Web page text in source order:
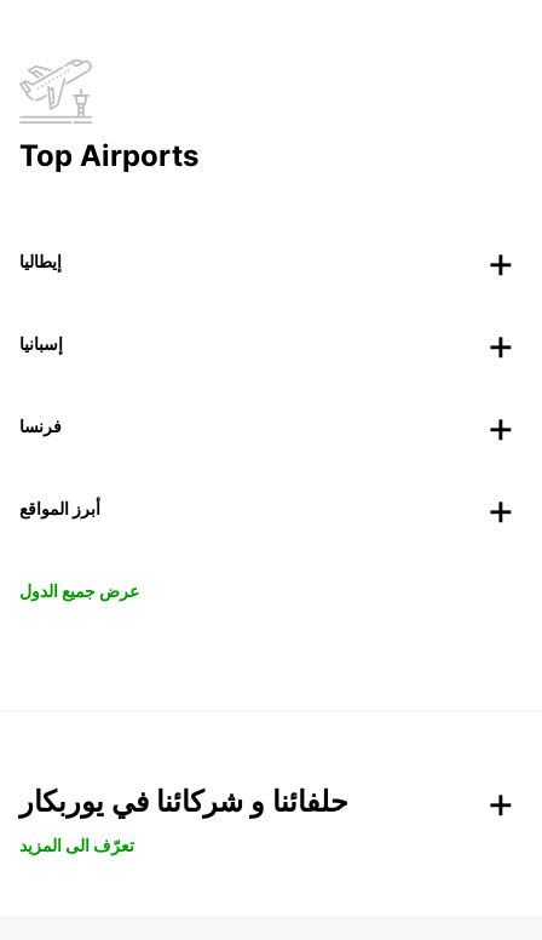
Top Airports
إيطاليا
إسبانيا
فرنسا
أبرز المواقع
عرض جميع الدول
حلفائنا و شركائنا في يوربكار
تعرّف الى المزيد